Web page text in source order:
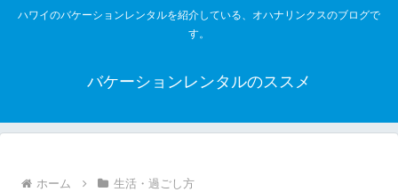
ハワイのバケーションレンタルを紹介している、オハナリンクスのブログで
す。
バケーションレンタルのススメ
ホーム 生活・過ごし方